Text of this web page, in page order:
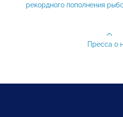
рекордного пополнения
Пресса о